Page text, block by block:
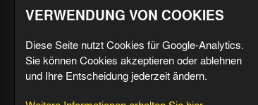
Radiostream
Geburtstage
VERWENDUNG VON COOKIES
Diese Seite nutzt Cookies für Google-Analytics.
Sie können Cookies akzeptieren oder ablehnen
und Ihre Entscheidung jederzeit ändern.